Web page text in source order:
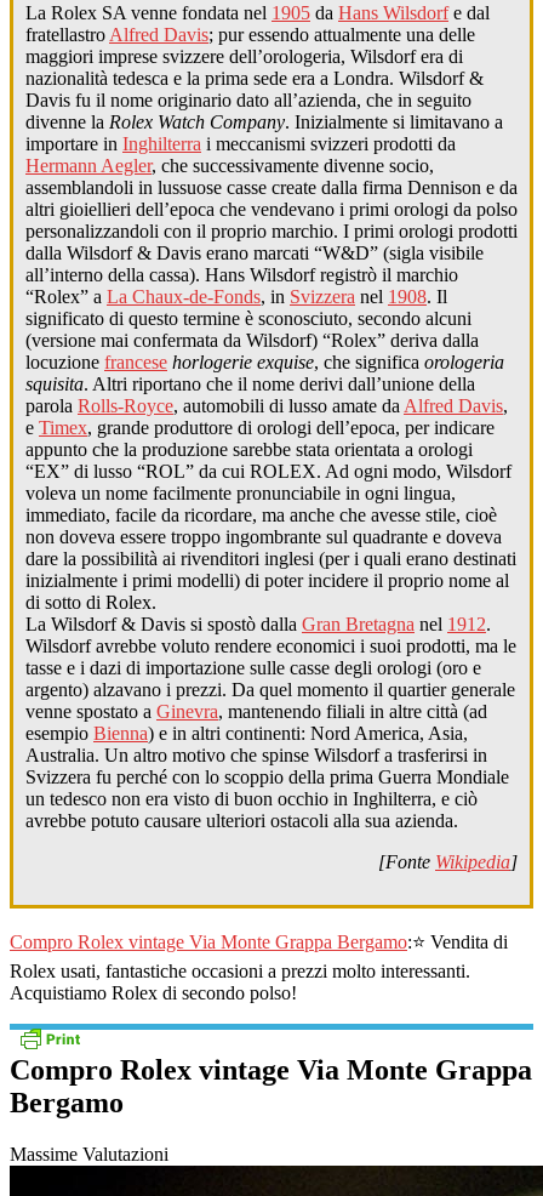
La Rolex SA venne fondata nel 1905 da Hans Wilsdorfe dal
fratellastro Alfred Davis; pur essendo attualmente una delle
maggiori imprese svizzere dell’orologeria, Wilsdorf era di
nazionalità tedesca e la prima sede era a Londra. Wilsdorf &
Davis fu il nome originario dato all’azienda, che in seguito
divenne la Rolex Watch Company. Inizialmente si limitavano a
importare in Inghilterra i meccanismi svizzeri prodotti da
Hermann Aegler, che successivamente divenne socio,
assemblandoli in lussuose casse create dalla firma Dennison e da
altri gioiellieri dell’epoca che vendevano i primi orologi da polso
personalizzandoli con il proprio marchio. I primi orologi prodotti
dalla Wilsdorf & Davis erano marcati “W&D” (sigla visibile
all’interno della cassa). Hans Wilsdorf registrò il marchio
“Rolex” a La Chaux-de-Fonds, in Svizzera nel 1908. Il
significato di questo termine è sconosciuto, secondo alcuni
(versione mai confermata da Wilsdorf) “Rolex” deriva dalla
locuzione francese horlogerie exquise, che significa orologeria
squisita. Altri riportano che il nome derivi dall’unione della
parola Rolls-Royce, automobili di lusso amate da Alfred Davis,
e Timex, grande produttore di orologi dell’epoca, per indicare
appunto che la produzione sarebbe stata orientata a orologi
“EX” di lusso “ROL” da cui ROLEX. Ad ogni modo, Wilsdorf
voleva un nome facilmente pronunciabile in ogni lingua,
immediato, facile da ricordare, ma anche che avesse stile, cioè
non doveva essere troppo ingombrante sul quadrante e doveva
dare la possibilità ai rivenditori inglesi (per i quali erano destinati
inizialmente i primi modelli) di poter incidere il proprio nome al
di sotto di Rolex.
La Wilsdorf & Davis si spostò dalla Gran Bretagna nel 1912.
Wilsdorf avrebbe voluto rendere economici i suoi prodotti, ma le
tasse e i dazi di importazione sulle casse degli orologi (oro e
argento) alzavano i prezzi. Da quel momento il quartier generale
venne spostato a Ginevra, mantenendo filiali in altre città (ad
esempio Bienna) e in altri continenti: Nord America, Asia,
Australia. Un altro motivo che spinse Wilsdorf a trasferirsi in
Svizzera fu perché con lo scoppio della prima Guerra Mondiale
un tedesco non era visto di buon occhio in Inghilterra, e ciò
avrebbe potuto causare ulteriori ostacoli alla sua azienda.
[Fonte Wikipedia]
Compro Rolex vintage Via Monte Grappa Bergamo:⭐ Vendita di
Rolex usati, fantastiche occasioni a prezzi molto interessanti.
Acquistiamo Rolex di secondo polso!
Compro Rolex vintage Via Monte Grappa
Bergamo
Massime Valutazioni